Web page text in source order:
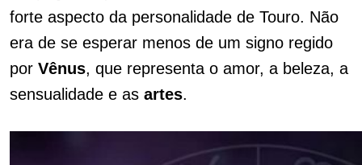
forte aspecto da personalidade de Touro. Não
era de se esperar menos de um signo regido
por Vênus, que representa o amor, a beleza, a
sensualidade e as artes.